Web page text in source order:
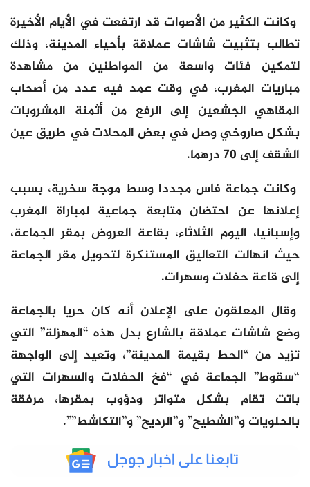
وكانت الكثير من الأصوات قد ارتفعت في الأيام الأخيرة
تطالب بتثبيت شاشات عملاقة بأحياء المدينة، وذلك
لتمكين فئات واسعة من المواطنين من مشاهدة
مباريات المغرب، في وقت عمد فيه عدد من أصحاب
المقاهي الجشعين إلى الرفع من أثمنة المشروبات
بشكل صاروخي وصل في بعض المحلات في طريق عين
الشقف إلى 70 درهما.
وكانت جماعة فاس مجددا وسط موجة سخرية، بسبب
إعلانها عن احتضان متابعة جماعية لمباراة المغرب
وإسبانيا، اليوم الثلاثاء، بقاعة العروض بمقر الجماعة،
حيث انهالت التعاليق المستنكرة لتحويل مقر الجماعة
إلى قاعة حفلات وسهرات.
وقال المعلقون على الإعلان أنه كان حريا بالجماعة
وضع شاشات عملاقة بالشارع بدل هذه “المهزلة” التي
تزيد من “الحط بقيمة المدينة”، وتعيد إلى الواجهة
“سقوط” الجماعة في “فخ الحفلات والسهرات التي
باتت تقام بشكل متواتر ودؤوب بمقرها، مرفقة
بالحلويات و”الشطيح” و”الرديح” و”التكاشط””.